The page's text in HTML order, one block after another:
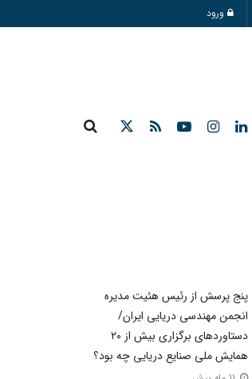
ورود
پنج پرسش از رئیس هئیت مدیره
انجمن مهندسی دریایی ایران/
دستاوردهای برگزاری بیش از ۲۰
همایش ملی صنایع دریایی چه بود؟